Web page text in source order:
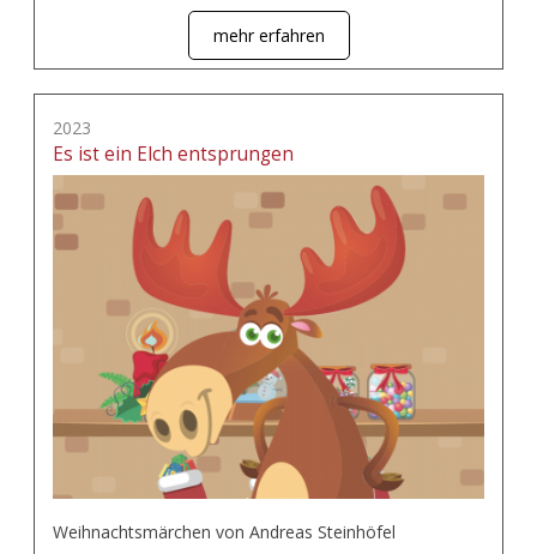
mehr erfahren
2023
Es ist ein Elch entsprungen
Weihnachtsmärchen von Andreas Steinhöfel